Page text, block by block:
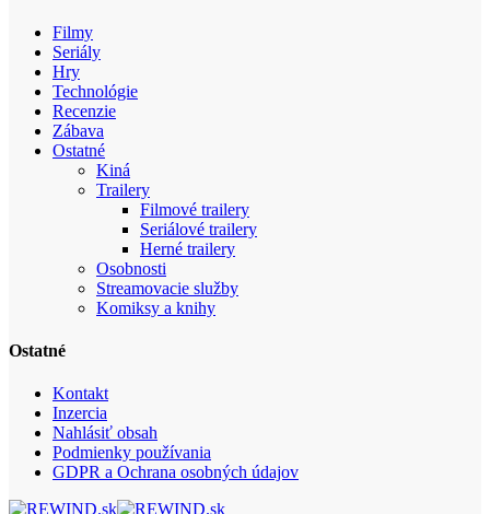
Filmy
Seriály
Hry
Technológie
Recenzie
Zábava
Ostatné
Kiná
Trailery
Filmové trailery
Seriálové trailery
Herné trailery
Osobnosti
Streamovacie služby
Komiksy a knihy
Ostatné
Kontakt
Inzercia
Nahlásiť obsah
Podmienky používania
GDPR a Ochrana osobných údajov